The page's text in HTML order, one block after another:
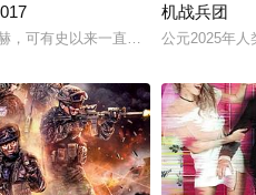
，可有史以来一直无法摆脱单脉相传
机战兵团
公元2025年人